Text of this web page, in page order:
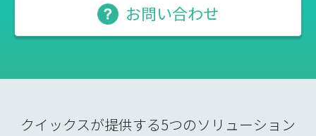
お問い合わせ
クイックスが提供する5つのソリューション